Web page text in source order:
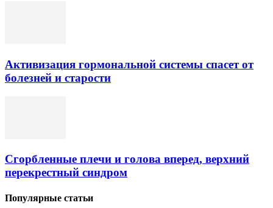
Активизация гормональной системы спасет от
болезней и старости
Сгорбленные плечи и голова вперед, верхний
перекрестный синдром
Популярные статьи